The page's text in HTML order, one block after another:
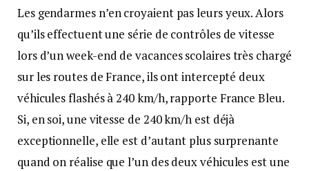
Les gendarmes n’en croyaient pas leurs yeux. Alors
qu’ils effectuent une série de contrôles de vitesse
lors d’un week-end de vacances scolaires très chargé
sur les routes de France, ils ont intercepté deux
véhicules flashés à 240 km/h, rapporte France Bleu.
Si, en soi, une vitesse de 240 km/h est déjà
exceptionnelle, elle est d’autant plus surprenante
quand on réalise que l’un des deux véhicules est une